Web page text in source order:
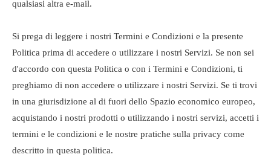
qualsiasi altra e-mail.
Si prega di leggere i nostri Termini e Condizioni e la presente
Politica prima di accedere o utilizzare i nostri Servizi. Se non sei
d'accordo con questa Politica o con i Termini e Condizioni, ti
preghiamo di non accedere o utilizzare i nostri Servizi. Se ti trovi
in ​​una giurisdizione al di fuori dello Spazio economico europeo,
acquistando i nostri prodotti o utilizzando i nostri servizi, accetti i
termini e le condizioni e le nostre pratiche sulla privacy come
descritto in questa politica.